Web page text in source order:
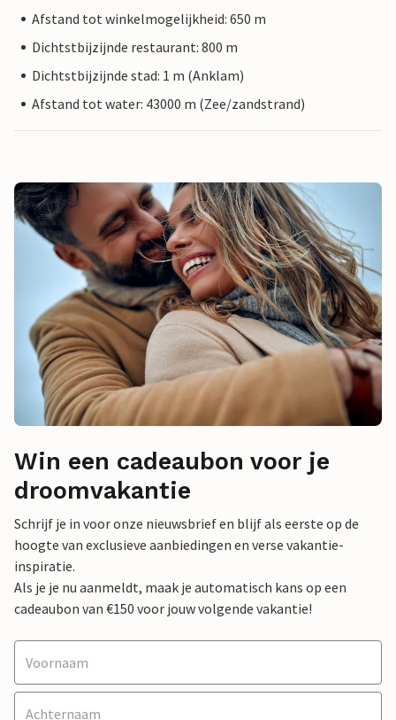
Afstand tot winkelmogelijkheid: 650 m
Dichtstbijzijnde restaurant: 800 m
Dichtstbijzijnde stad: 1 m (Anklam)
Afstand tot water: 43000 m (Zee/zandstrand)
Win een cadeaubon voor je
droomvakantie
Schrijf je in voor onze nieuwsbrief en blijf als eerste op de
hoogte van exclusieve aanbiedingen en verse vakantie-
inspiratie.
Als je je nu aanmeldt, maak je automatisch kans op een
cadeaubon van €150 voor jouw volgende vakantie!